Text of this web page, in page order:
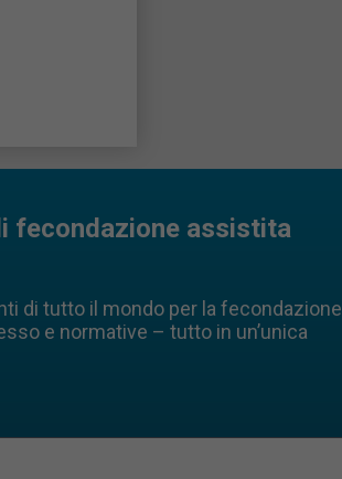
fecondazione assistita
di tutto il mondo per la fecondazione
e normative – tutto in un’unica